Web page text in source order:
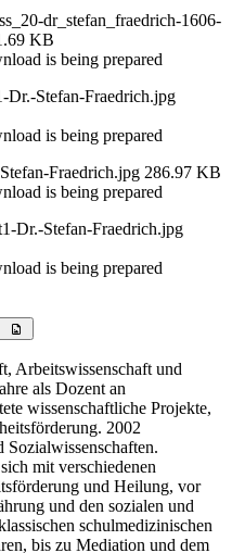
dr_stefan_fraedrich-1606-
KB
is being prepared
Dr.-Stefan-Fraedrich.jpg
is being prepared
Fraedrich.jpg 286.97 KB
is being prepared
Dr.-Stefan-Fraedrich.jpg
is being prepared
Arbeitswissenschaft und
als Dozent an
wissenschaftliche Projekte,
2002
Sozialwissenschaften.
mit verschiedenen
und Heilung, vor
und den sozialen und
schulmedizinischen
bis zu Mediation und dem